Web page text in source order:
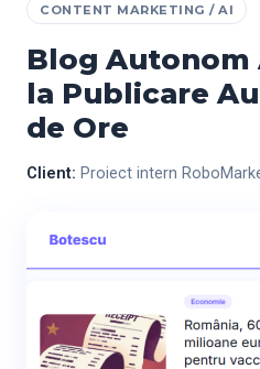
CONTENT MARKETING / AI
Blog Autonom
la Publicare
de Ore
Client: Proiect intern